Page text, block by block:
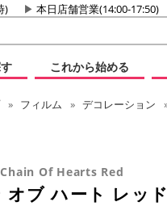
) 本日店舗営業(14:00-17:50)
これから始める
フィルム デコレーション
Of Hearts Red
オブ ハート レッド